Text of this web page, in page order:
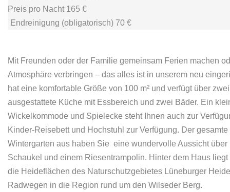
Preis pro Nacht 165 €
Endreinigung (obligatorisch) 70 €
Mit Freunden oder der Familie gemeinsam Ferien machen
Atmosphäre verbringen – das alles ist in unserem neu
hat eine komfortable Größe von 100 m² und verfügt über
ausgestattete Küche mit Essbereich und zwei Bäder. Ein
Wickelkommode und Spielecke steht Ihnen auch zur
Kinder-Reisebett und Hochstuhl zur Verfügung. Der
Wintergarten aus haben Sie eine wundervolle Aussicht
Schaukel und einem Riesentrampolin. Hinter dem Haus
die Heideflächen des Naturschutzgebietes Lüneburger
Radwegen in die Region rund um den Wilseder Berg.